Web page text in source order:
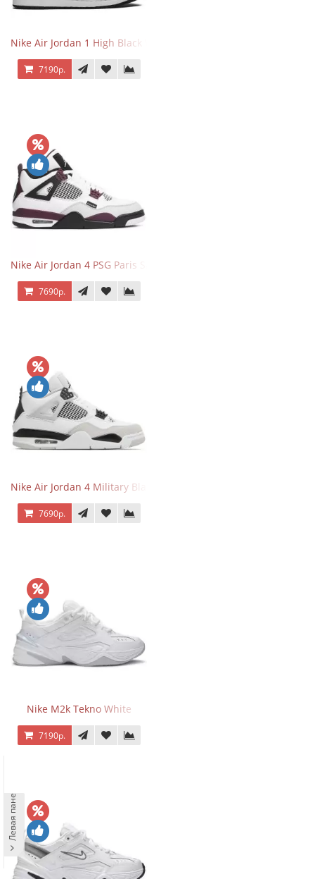
Nike Air Jordan 1 High Black White
7190р.
Nike Air Jordan 4 PSG Paris Saint Germain
7690р.
Nike Air Jordan 4 Military Black
7690р.
Nike M2k Tekno White
7190р.
Левая панель